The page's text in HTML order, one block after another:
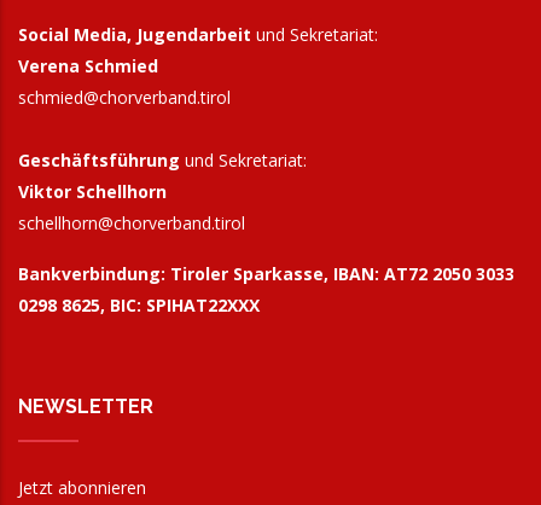
Social Media, Jugendarbeit und Sekretariat:
Verena Schmied
schmied@chorverband.tirol
Geschäftsführung und Sekretariat:
Viktor Schellhorn
schellhorn@chorverband.tirol
Bankverbindung: Tiroler Sparkasse, IBAN: AT72 2050 3033
0298 8625, BIC: SPIHAT22XXX
NEWSLETTER
Jetzt abonnieren